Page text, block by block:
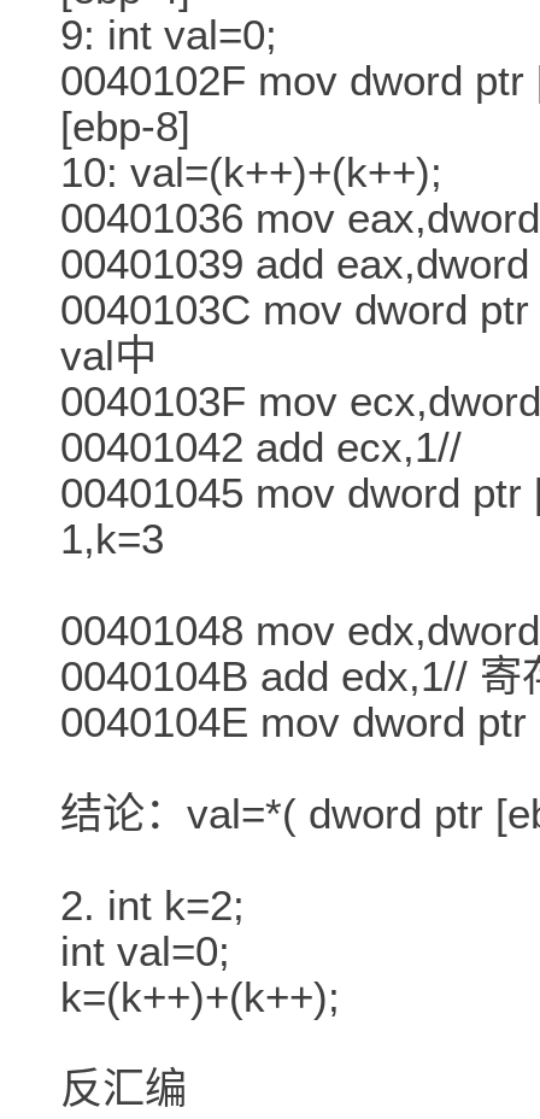
9: int val=0;
0040102F mov dword
[ebp-8]
10: val=(k++)+(k++);
00401036 mov
00401039 add
0040103C mov dword
val中
0040103F mov
00401042 add ecx,1//
00401045 mov dword
1,k=3
00401048 mov
0040104B add edx,1//
0040104E mov dword
结论：val=*( dword ptr
2. int k=2;
int val=0;
k=(k++)+(k++);
反汇编